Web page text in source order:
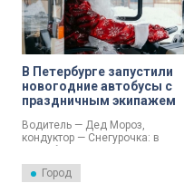
В Петербурге запустили
новогодние автобусы с
праздничным экипажем
Водитель — Дед Мороз,
кондуктор — Снегурочка: в
Петербурге стартовала
традиционная акция «Везёт в
Новый год». Об этом сообщает
Город